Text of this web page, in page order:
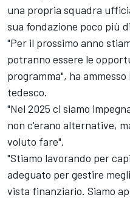
una propria squadra
sua fondazione poco più
"Per il prossimo anno
potranno essere le
programma", ha
tedesco.
"Nel 2025 ci siamo
non c'erano alternative,
voluto fare".
"Stiamo lavorando per
adeguato per gestire
vista finanziario. Siamo